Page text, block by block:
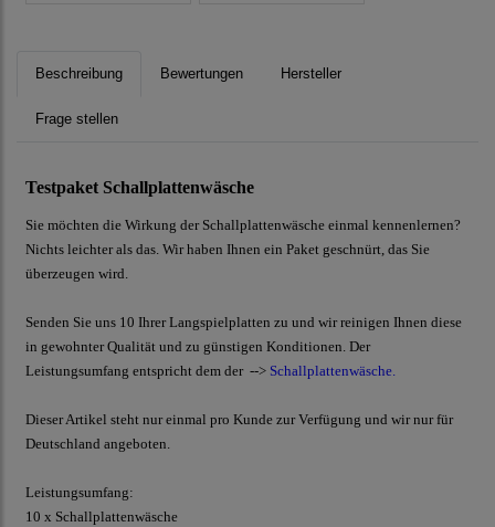
Beschreibung Bewertungen Hersteller
Frage stellen
Testpaket Schallplattenwäsche
Sie möchten die Wirkung der Schallplattenwäsche einmal kennenlernen?
Nichts leichter als das. Wir haben Ihnen ein Paket geschnürt, das Sie
überzeugen wird.
Senden Sie uns 10 Ihrer Langspielplatten zu und wir reinigen Ihnen diese
in gewohnter Qualität und zu günstigen Konditionen. Der
Leistungsumfang entspricht dem der --> Schallplattenwäsche.
Dieser Artikel steht nur einmal pro Kunde zur Verfügung und wir nur für
Deutschland angeboten.
Leistungsumfang:
10 x Schallplattenwäsche